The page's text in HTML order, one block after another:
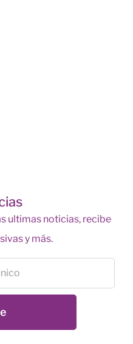
ultimas noticias, recibe
y más.